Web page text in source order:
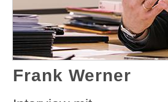
Frank Werner